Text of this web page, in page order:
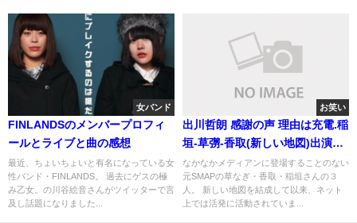
女バンド
FINLANDSのメンバープロフィ
ールとライブと曲の感想
最近、ちょいちょいと有名になっている女
性バンド・FINLANDS。 過去にゲスの極
み乙女。の川谷絵音さんがツイッターで言
及し話題になりました...
お笑い
出川哲朗 感謝の声 理由は充電.稲
垣-草彅-香取(新しい地図)出演と
関係
なかなかメディアンに登場することのない
元SMAPの草なぎ・香取・稲垣さんの３
人。 新しい地図を結成して以来、ネット
上では活発に活動されていま...